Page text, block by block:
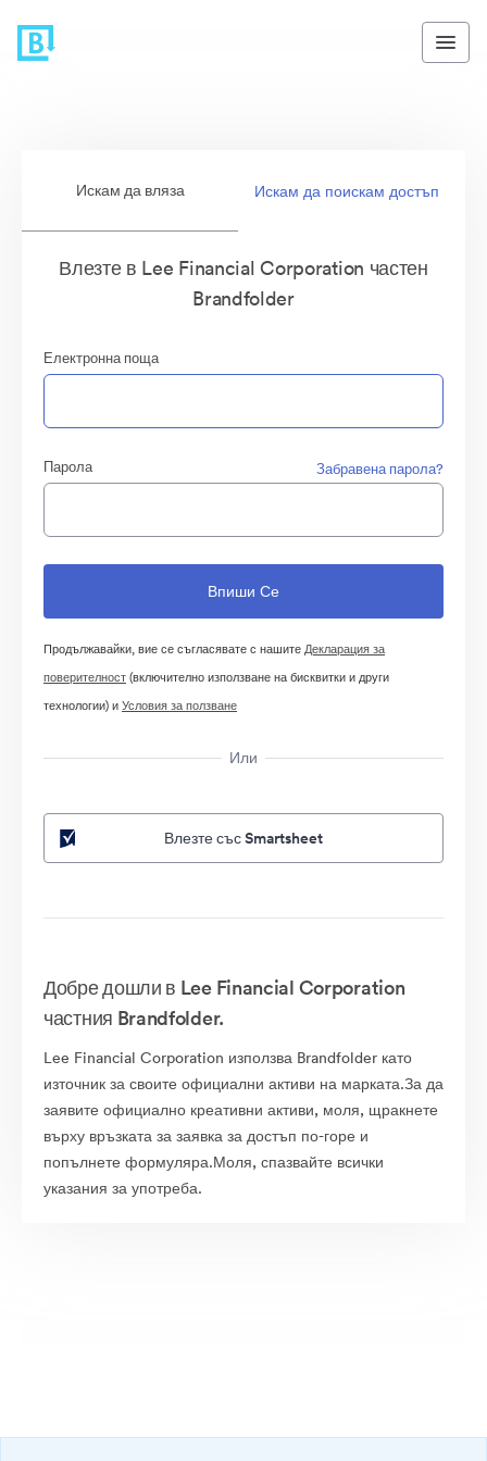
Искам да вляза Искам да поискам достъп
Влезте в Lee Financial Corporation частен
Brandfolder
Електронна поща
Парола Забравена парола?
Продължавайки, вие се съгласявате с нашитеДекларация за
поверителност(включително използване на бисквитки и други
технологии) иУсловия за ползване
Или
Влезте със Smartsheet
Добре дошли в Lee Financial Corporation
частния Brandfolder.
Lee Financial Corporation използва Brandfolder като
източник за своите официални активи на марката.За да
заявите официално креативни активи, моля, щракнете
върху връзката за заявка за достъп по-горе и
попълнете формуляра.Моля, спазвайте всички
указания за употреба.